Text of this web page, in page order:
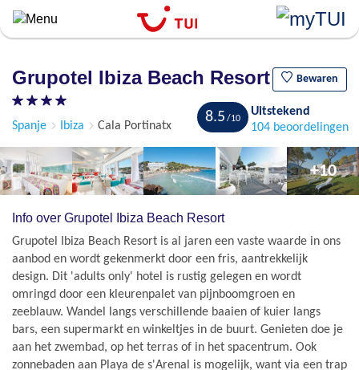
Overslaan
algemene
gaan
Grupotel Ibiza Beach Resort Bewaren
Spanje Ibiza Cala Portinatx
8.5
Uitstekend
104 beoordelingen
+10
Info over Grupotel Ibiza Beach Resort
Grupotel Ibiza Beach Resort is al jaren een vaste waarde in ons
aanbod en wordt gekenmerkt door een fris, aantrekkelijk
design. Dit 'adults only' hotel is rustig gelegen en wordt
omringd door een kleurenpalet van pijnboomgroen en
zeeblauw. Wandel langs verschillende baaien of kuier langs
bars, een supermarkt en winkeltjes in de buurt. Genieten doe je
aan het zwembad, op het terras of in het spacentrum. Ook
zonnebaden aan Playa de s'Arenal is mogelijk, want via een trap